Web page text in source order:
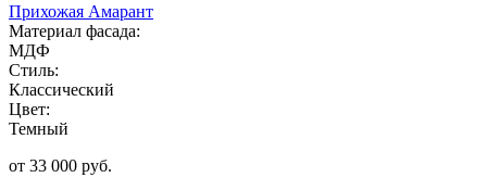
Прихожая Амарант
Материал фасада:
МДФ
Стиль:
Классический
Цвет:
Темный
от 33 000 руб.